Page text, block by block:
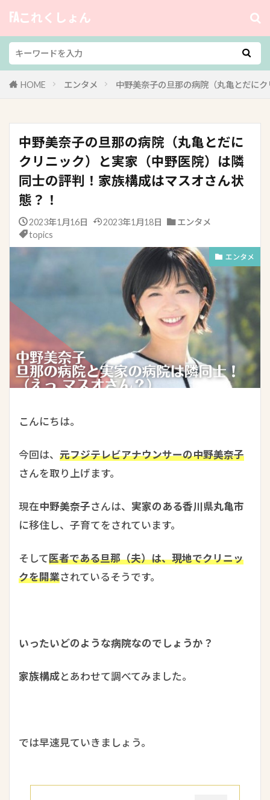
FAこれくしょん
HOME エンタメ 中野美奈子の旦那の病院（丸亀とだに
中野美奈子の旦那の病院（丸亀とだに
クリニック）と実家（中野医院）は隣
同士の評判！家族構成はマスオさん状
態？！
2023年1月16日 2023年1月18日
エンタメ
topics
エンタメ
こんにちは。
今回は、 元フジテレビアナウンサーの中野美奈子
さんを取り上げます。
現在中野美奈子さんは、 実家のある香川県丸亀市
に移住し、子育てをされています。
そして医者である旦那（夫）は、現地でクリニッ
クを開業されているそうです。
いったいどのような病院なのでしょうか？
家族構成とあわせて調べてみました。
では早速見ていきましょう。